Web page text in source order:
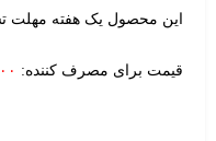
این محصول یک هفته مهلت
قیمت برای مصرف کننده: